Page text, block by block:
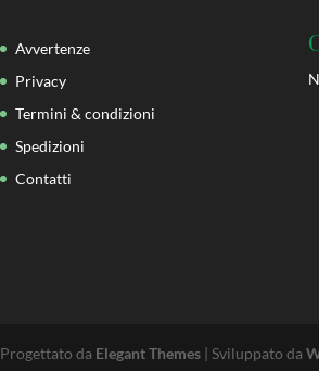
Avvertenze
Privacy
Termini & condizioni
Spedizioni
Contatti
Progettato da Elegant Themes | Sviluppato da